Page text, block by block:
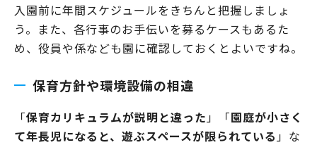
入園前に年間スケジュールをきちんと把握しましょ
う。また、各行事のお手伝いを募るケースもあるた
め、役員や係なども園に確認しておくとよいですね。
保育方針や環境設備の相違
「保育カリキュラムが説明と違った 」「園庭が小さく
て年長児になると、遊ぶスペースが限られている 」な